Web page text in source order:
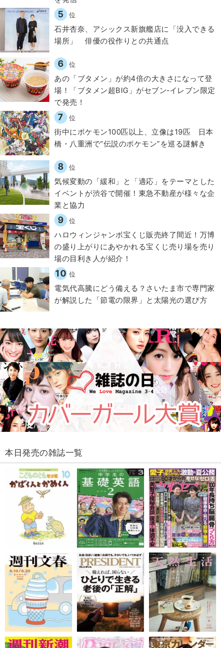
5 位
石井杏奈、アシックス新旗艦店に「没入できる
場所」 俳優の役作りとの共通点
6 位
あの「ブタメン」が約4倍の大きさになって登
場！「ブタメン超BIG」がセブン‐イレブン限定
で発売！
7 位
街中にポケモン100匹以上、立像は19匹 日本
橋・八重洲で“伝説のポケモン”を巡る謎解き
8 位
気候変動の「緩和」と「適応」をテーマとした
イベントが渋谷で開催！東急不動産が様々な企
業と協力
9 位
ハロウィンジャンボ宝くじ販売終了間近！万博
の盛り上がりにあやかれる宝くじ売り場を売り
場の目利き人が紹介！
10 位
電気代高騰にどう備える？さいたま市で専門家
が解説した「節電の限界」と太陽光の選び方
本日発売の雑誌一覧